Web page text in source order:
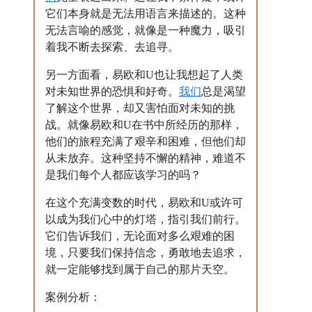
它们本身就是无法用语言来描述的。这种
无法言喻的感觉，就像是一种魔力，吸引
着我不断去探索、去追寻。
另一方面看，易欧和U也让我想起了人类
对未知世界的恐惧和好奇。 我们总是渴望
了解这个世界，却又害怕面对未知的挑
战。就像易欧和U在书中所经历的那样，
他们的旅程充满了艰辛和困难，但他们却
从未放弃。这种坚持不懈的精神，难道不
是我们每个人都应该学习的吗？
在这个充满变数的时代，易欧和U或许可
以成为我们心中的灯塔，指引我们前行。
它们告诉我们，无论面对多么艰难的困
境，只要我们保持信念，勇敢地去追求，
就一定能够找到属于自己的那片天空。
案例分析：